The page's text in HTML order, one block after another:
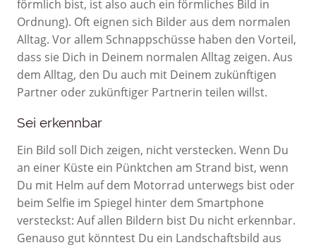
förmlich bist, ist also auch ein förmliches Bild in
Ordnung). Oft eignen sich Bilder aus dem normalen
Alltag. Vor allem Schnappschüsse haben den Vorteil,
dass sie Dich in Deinem normalen Alltag zeigen. Aus
dem Alltag, den Du auch mit Deinem zukünftigen
Partner oder zukünftiger Partnerin teilen willst.
Sei erkennbar
Ein Bild soll Dich zeigen, nicht verstecken. Wenn Du
an einer Küste ein Pünktchen am Strand bist, wenn
Du mit Helm auf dem Motorrad unterwegs bist oder
beim Selfie im Spiegel hinter dem Smartphone
versteckst: Auf allen Bildern bist Du nicht erkennbar.
Genauso gut könntest Du ein Landschaftsbild aus